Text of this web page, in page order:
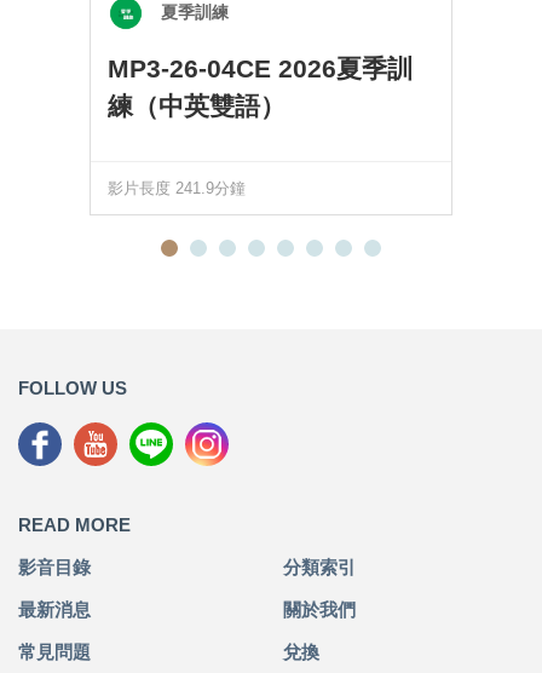
夏季訓練
MP3-26-04CE 2026夏季訓
練（中英雙語）
影片長度 241.9分鐘
FOLLOW US
READ MORE
影音目錄 分類索引
最新消息 關於我們
常見問題 兌換